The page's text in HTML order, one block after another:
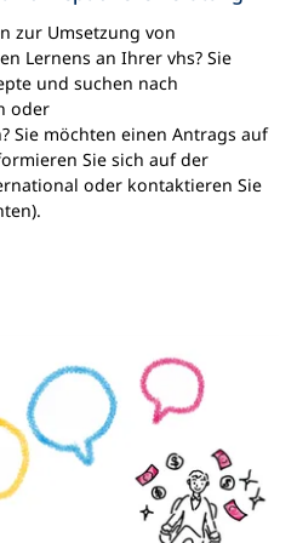
zur Umsetzung von
Lernens an Ihrer vhs? Sie
und suchen nach
oder
Sie möchten einen Antrags auf
Sie sich auf der
oder kontaktieren Sie